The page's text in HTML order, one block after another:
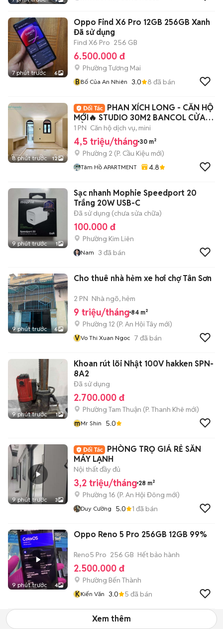
7 phút trước 6
Oppo Find X6 Pro 12GB 256GB Xanh
Đã sử dụng
Find X6 Pro 256 GB
6.500.000 đ
Phường Tương Mai
BBố Của An Nhiên 3.0 8 đã bán
8 phút trước 12
PHAN XÍCH LONG - CĂN HỘ
MỚI🔥 STUDIO 30M2 BANCOL CỬA
SỔ - FULL NT 100%
1 PN Căn hộ dịch vụ, mini
4,5 triệu/tháng 30 m²
Phường 2 (P. Cầu Kiệu mới)
Tâm Hồ APARTMENT 4.8
9 phút trước 1
Sạc nhanh Mophie Speedport 20
Trắng 20W USB-C
Đã sử dụng (chưa sửa chữa)
100.000 đ
Phường Kim Liên
Nam 3 đã bán
9 phút trước 6
Cho thuê nhà hẻm xe hơi chợ Tân Sơn
2 PN Nhà ngõ, hẻm
9 triệu/tháng 84 m²
Phường 12 (P. An Hội Tây mới)
VVo Thi Xuan Ngoc 7 đã bán
9 phút trước 1
Khoan rút lõi Nhật 100V hakken SPN-
8A2
Đã sử dụng
2.700.000 đ
Phường Tam Thuận (P. Thanh Khê mới)
mMr Shin 5.0
9 phút trước 3
PHÒNG TRỌ GIÁ RẺ SẴN
MÁY LẠNH
Nội thất đầy đủ
3,2 triệu/tháng 28 m²
Phường 16 (P. An Hội Đông mới)
Duy Cường 5.0 1 đã bán
9 phút trước 4
Oppo Reno 5 Pro 256GB 12GB 99%
Reno5 Pro 256 GB Hết bảo hành
2.500.000 đ
Phường Bến Thành
KKiến Văn 3.0 5 đã bán
Xem thêm